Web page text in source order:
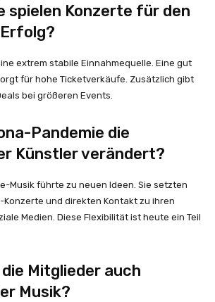
spielen Konzerte für den
extrem stabile Einnahmequelle. Eine gut
für hohe Ticketverkäufe. Zusätzlich gibt
bei größeren Events.
Pandemie die
Künstler verändert?
Musik führte zu neuen Ideen. Sie setzten
und direkten Kontakt zu ihren
Medien. Diese Flexibilität ist heute ein Teil
Mitglieder auch
Musik?